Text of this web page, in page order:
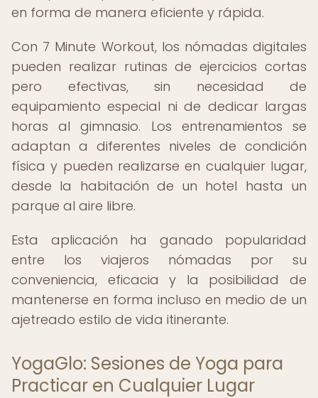
en forma de manera eficiente y rápida.
Con 7 Minute Workout, los nómadas digitales
pueden realizar rutinas de ejercicios cortas
pero efectivas, sin necesidad de
equipamiento especial ni de dedicar largas
horas al gimnasio. Los entrenamientos se
adaptan a diferentes niveles de condición
física y pueden realizarse en cualquier lugar,
desde la habitación de un hotel hasta un
parque al aire libre.
Esta aplicación ha ganado popularidad
entre los viajeros nómadas por su
conveniencia, eficacia y la posibilidad de
mantenerse en forma incluso en medio de un
ajetreado estilo de vida itinerante.
YogaGlo: Sesiones de Yoga para
Practicar en Cualquier Lugar